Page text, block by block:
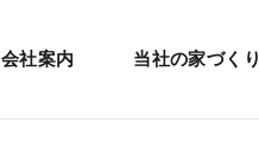
会社案内 当社の家づくり